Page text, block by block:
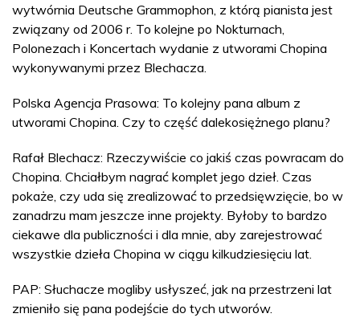
wytwórnia Deutsche Grammophon, z którą pianista jest
związany od 2006 r. To kolejne po Nokturnach,
Polonezach i Koncertach wydanie z utworami Chopina
wykonywanymi przez Blechacza.
Polska Agencja Prasowa: To kolejny pana album z
utworami Chopina. Czy to część dalekosiężnego planu?
Rafał Blechacz: Rzeczywiście co jakiś czas powracam do
Chopina. Chciałbym nagrać komplet jego dzieł. Czas
pokaże, czy uda się zrealizować to przedsięwzięcie, bo w
zanadrzu mam jeszcze inne projekty. Byłoby to bardzo
ciekawe dla publiczności i dla mnie, aby zarejestrować
wszystkie dzieła Chopina w ciągu kilkudziesięciu lat.
PAP: Słuchacze mogliby usłyszeć, jak na przestrzeni lat
zmieniło się pana podejście do tych utworów.